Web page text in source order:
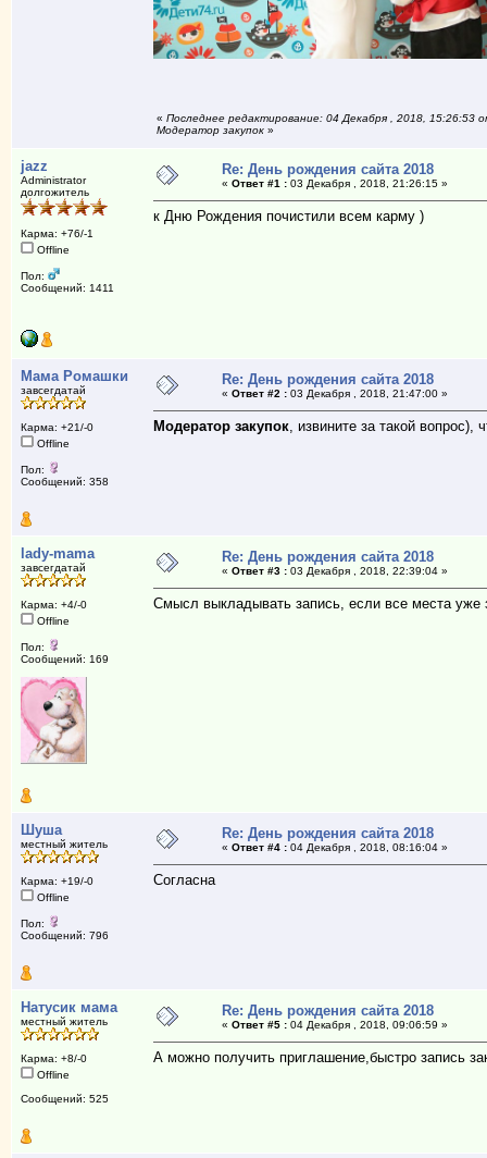
« Последнее редактирование: 04 Декабря , 2018, 15:26:53
Модератор закупок»
jazz
Administrator
долгожитель
Карма: +76/-1
Offline
Пол:
Сообщений: 1411
Re: День рождения сайта 2018
« Ответ #1 :03 Декабря , 2018, 21:26:15 »
к Дню Рождения почистили всем карму )
Мама Ромашки
завсегдатай
Карма: +21/-0
Offline
Пол:
Сообщений: 358
Re: День рождения сайта 2018
« Ответ #2 :03 Декабря , 2018, 21:47:00 »
Модератор закупок, извините за такой вопрос),
lady-mama
завсегдатай
Карма: +4/-0
Offline
Пол:
Сообщений: 169
Re: День рождения сайта 2018
« Ответ #3 :03 Декабря , 2018, 22:39:04 »
Смысл выкладывать запись, если все места уже
Шуша
местный житель
Карма: +19/-0
Offline
Пол:
Сообщений: 796
Re: День рождения сайта 2018
« Ответ #4 :04 Декабря , 2018, 08:16:04 »
Согласна
Натусик мама
местный житель
Карма: +8/-0
Offline
Сообщений: 525
Re: День рождения сайта 2018
« Ответ #5 :04 Декабря , 2018, 09:06:59 »
А можно получить приглашение,быстро запись